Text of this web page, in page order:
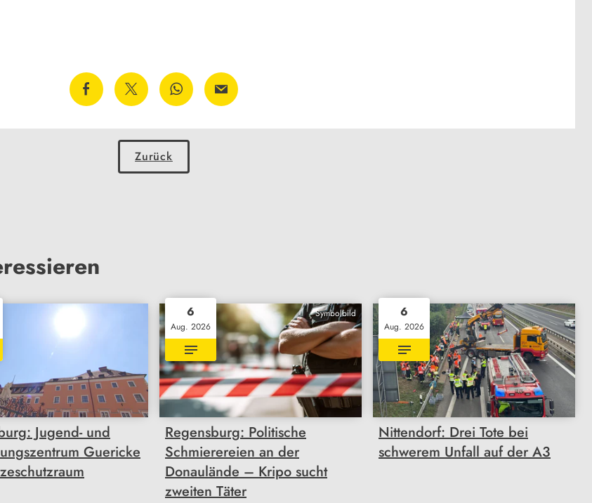
Zurück
Jugend- und
Guericke
Symbolbild
6
Aug. 2026
Regensburg: Politische
Schmierereien an der
Donaulände – Kripo sucht
zweiten Täter
6
Aug. 2026
Nittendorf: Drei Tote bei
schwerem Unfall auf der A3